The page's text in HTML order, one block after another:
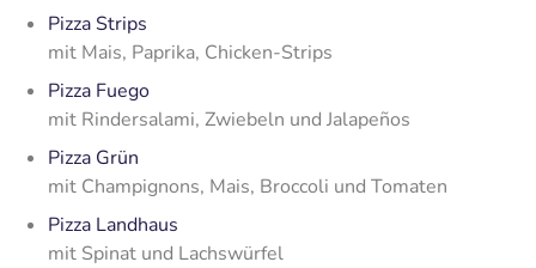
Pizza Strips
mit Mais, Paprika, Chicken-Strips
Pizza Fuego
mit Rindersalami, Zwiebeln und Jalapeños
Pizza Grün
mit Champignons, Mais, Broccoli und Tomaten
Pizza Landhaus
mit Spinat und Lachswürfel